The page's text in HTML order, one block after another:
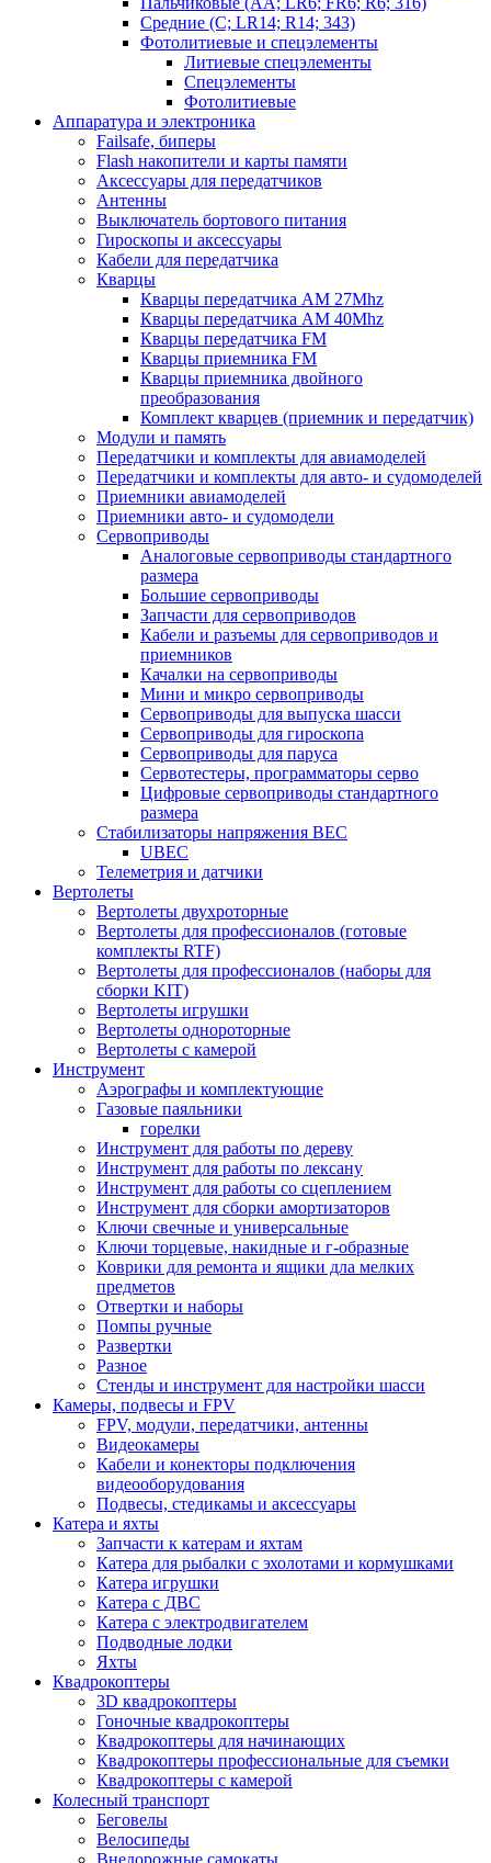
Средние (C; LR14; R14; 343)
Фотолитиевые и спецэлементы
Литиевые спецэлементы
Спецэлементы
Фотолитиевые
Аппаратура и электроника
Failsafe, биперы
Flash накопители и карты памяти
Аксессуары для передатчиков
Антенны
Выключатель бортового питания
Гироскопы и аксессуары
Кабели для передатчика
Кварцы
Кварцы передатчика AM 27Mhz
Кварцы передатчика AM 40Mhz
Кварцы передатчика FM
Кварцы приемника FM
Кварцы приемника двойного
преобразования
Комплект кварцев (приемник и передатчик)
Модули и память
Передатчики и комплекты для авиамоделей
Передатчики и комплекты для авто- и судомоделей
Приемники авиамоделей
Приемники авто- и судомодели
Сервоприводы
Аналоговые сервоприводы стандартного
размера
Большие сервоприводы
Запчасти для сервоприводов
Кабели и разъемы для сервоприводов и
приемников
Качалки на сервоприводы
Мини и микро сервоприводы
Сервоприводы для выпуска шасси
Сервоприводы для гироскопа
Сервоприводы для паруса
Сервотестеры, программаторы серво
Цифровые сервоприводы стандартного
размера
Стабилизаторы напряжения BEC
UBEC
Телеметрия и датчики
Вертолеты
Вертолеты двухроторные
Вертолеты для профессионалов (готовые
комплекты RTF)
Вертолеты для профессионалов (наборы для
сборки KIT)
Вертолеты игрушки
Вертолеты однороторные
Вертолеты с камерой
Инструмент
Аэрографы и комплектующие
Газовые паяльники
горелки
Инструмент для работы по дереву
Инструмент для работы по лексану
Инструмент для работы со сцеплением
Инструмент для сборки амортизаторов
Ключи свечные и универсальные
Ключи торцевые, накидные и г-образные
Коврики для ремонта и ящики дла мелких
предметов
Отвертки и наборы
Помпы ручные
Развертки
Разное
Стенды и инструмент для настройки шасси
Камеры, подвесы и FPV
FPV, модули, передатчики, антенны
Видеокамеры
Кабели и конекторы подключения
видеооборудования
Подвесы, стедикамы и аксессуары
Катера и яхты
Запчасти к катерам и яхтам
Катера для рыбалки с эхолотами и кормушками
Катера игрушки
Катера с ДВС
Катера с электродвигателем
Подводные лодки
Яхты
Квадрокоптеры
3D квадрокоптеры
Гоночные квадрокоптеры
Квадрокоптеры для начинающих
Квадрокоптеры профессиональные для съемки
Квадрокоптеры с камерой
Колесный транспорт
Беговелы
Велосипеды
Внедорожные самокаты